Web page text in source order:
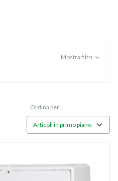
Mostra filtri
Ordina per: